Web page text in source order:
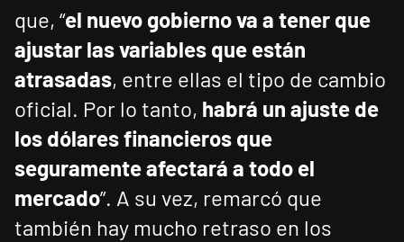
que, “el nuevo gobierno va a tener que
ajustar las variables que están
atrasadas, entre ellas el tipo de cambio
oficial. Por lo tanto, habrá un ajuste de
los dólares financieros que
seguramente afectará a todo el
mercado”. A su vez, remarcó que
también hay mucho retraso en los